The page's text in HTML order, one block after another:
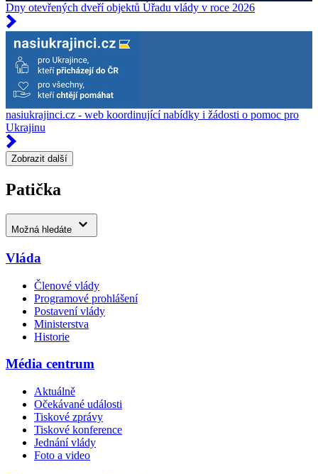
Dny otevřených dveří objektů Úřadu vlády v roce 2026
nasiukrajinci.cz - web koordinující nabídky i žádosti o pomoc pro
Ukrajinu
Zobrazit další
Patička
Možná hledáte
Vláda
Členové vlády
Programové prohlášení
Postavení vlády
Ministerstva
Historie
Média centrum
Aktuálně
Očekávané události
Tiskové zprávy
Tiskové konference
Jednání vlády
Foto a video